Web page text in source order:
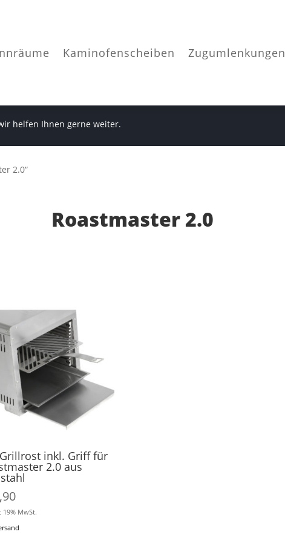
Kaminofenscheiben Zugumlenkungen
helfen Ihnen gerne weiter.
2.0“
Roastmaster 2.0
Grillrost inkl. Griff für
2.0 aus
19% MwSt.